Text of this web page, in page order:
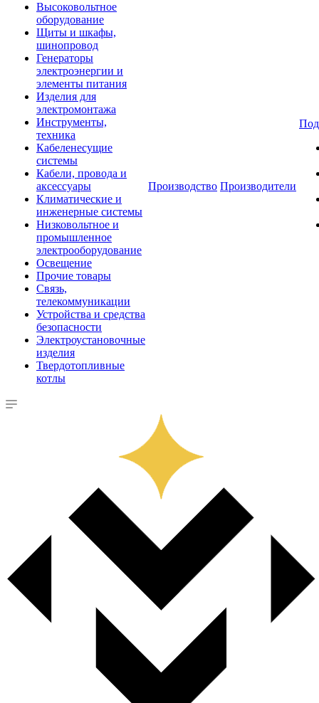
Высоковольтное
оборудование
Щиты и шкафы,
шинопровод
Генераторы
электроэнергии и
элементы питания
Изделия для
электромонтажа
Инструменты,
техника
Кабеленесущие
системы
Кабели, провода и
аксессуары
Климатические и
инженерные системы
Низковольтное и
промышленное
электрооборудование
Освещение
Прочие товары
Связь,
телекоммуникации
Устройства и средства
безопасности
Электроустановочные
изделия
Твердотопливные
котлы
Производство Производители